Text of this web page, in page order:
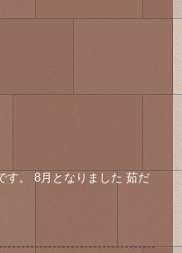
す。 8月となりました 茹だ